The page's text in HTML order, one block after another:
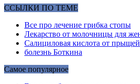
ССЫЛКИ ПО ТЕМЕ
Все про лечение грибка стопы
Лекарство от молочницы для
Салициловая кислота от прыщей
болезнь Боткина
Самое популярное